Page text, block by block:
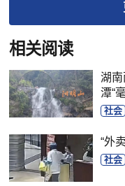
相关阅读
湖
潭“
社会
“外
社会